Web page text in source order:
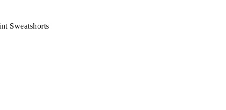
Sweatshorts